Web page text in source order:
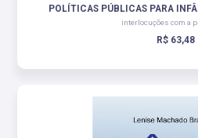
POLÍTICAS PÚBLICAS PARA
interlocuções com a
R$ 63,48